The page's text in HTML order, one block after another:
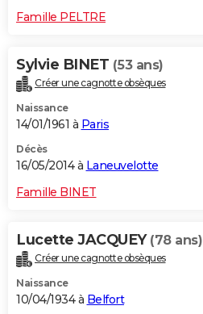
Famille PELTRE
Sylvie BINET (53 ans)
Créer une cagnotte obsèques
Naissance
14/01/1961 à Paris
Décès
16/05/2014 à Laneuvelotte
Famille BINET
Lucette JACQUEY (78 ans)
Créer une cagnotte obsèques
Naissance
10/04/1934 à Belfort